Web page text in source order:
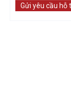
Gửi yêu cầu hỗ